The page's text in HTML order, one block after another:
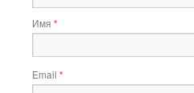
Имя *
Email *